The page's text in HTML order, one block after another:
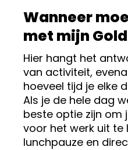
Wanneer
met mijn
Hier hangt het
van activiteit,
hoeveel tijd je elke
Als je de hele dag
beste optie zijn om
voor het werk uit te
lunchpauze en